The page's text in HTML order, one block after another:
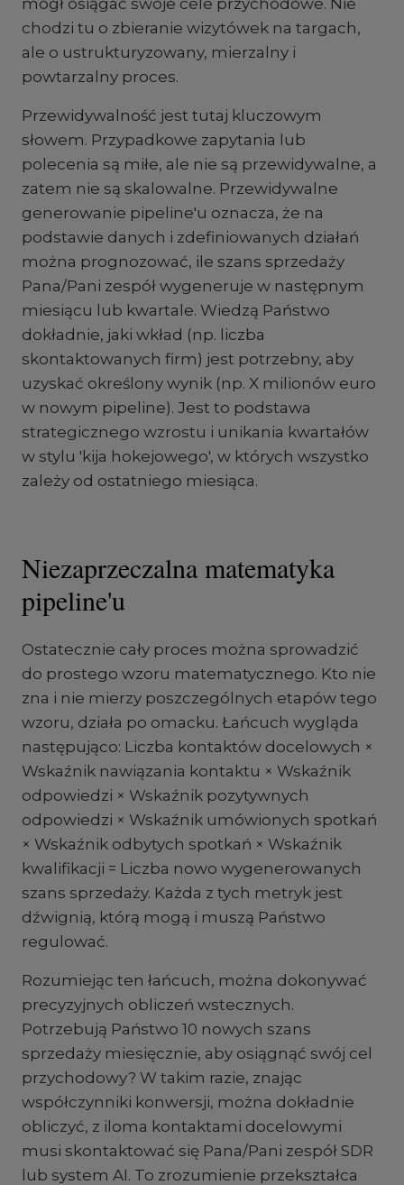
mógł osiągać swoje cele przychodowe. Nie
chodzi tu o zbieranie wizytówek na targach,
ale o ustrukturyzowany, mierzalny i
powtarzalny proces.
Przewidywalność jest tutaj kluczowym
słowem. Przypadkowe zapytania lub
polecenia są miłe, ale nie są przewidywalne, a
zatem nie są skalowalne. Przewidywalne
generowanie pipeline'u oznacza, że na
podstawie danych i zdefiniowanych działań
można prognozować, ile szans sprzedaży
Pana/Pani zespół wygeneruje w następnym
miesiącu lub kwartale. Wiedzą Państwo
dokładnie, jaki wkład (np. liczba
skontaktowanych firm) jest potrzebny, aby
uzyskać określony wynik (np. X milionów euro
w nowym pipeline). Jest to podstawa
strategicznego wzrostu i unikania kwartałów
w stylu 'kija hokejowego', w których wszystko
zależy od ostatniego miesiąca.
Niezaprzeczalna matematyka
pipeline'u
Ostatecznie cały proces można sprowadzić
do prostego wzoru matematycznego. Kto nie
zna i nie mierzy poszczególnych etapów tego
wzoru, działa po omacku. Łańcuch wygląda
następująco: Liczba kontaktów docelowych ×
Wskaźnik nawiązania kontaktu × Wskaźnik
odpowiedzi × Wskaźnik pozytywnych
odpowiedzi × Wskaźnik umówionych spotkań
× Wskaźnik odbytych spotkań × Wskaźnik
kwalifikacji = Liczba nowo wygenerowanych
szans sprzedaży. Każda z tych metryk jest
dźwignią, którą mogą i muszą Państwo
regulować.
Rozumiejąc ten łańcuch, można dokonywać
precyzyjnych obliczeń wstecznych.
Potrzebują Państwo 10 nowych szans
sprzedaży miesięcznie, aby osiągnąć swój cel
przychodowy? W takim razie, znając
współczynniki konwersji, można dokładnie
obliczyć, z iloma kontaktami docelowymi
musi skontaktować się Pana/Pani zespół SDR
lub system AI. To zrozumienie przekształca